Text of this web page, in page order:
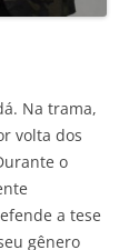
Na trama,
volta dos
o
a tese
gênero